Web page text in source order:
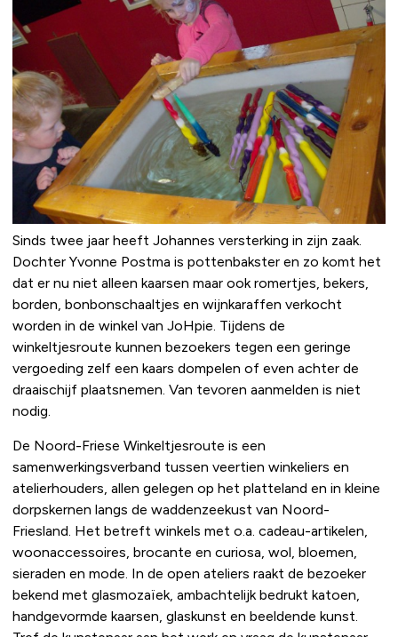
Sinds twee jaar heeft Johannes versterking in zijn zaak.
Dochter Yvonne Postma is pottenbakster en zo komt het
dat er nu niet alleen kaarsen maar ook romertjes, bekers,
borden, bonbonschaaltjes en wijnkaraffen verkocht
worden in de winkel van JoHpie. Tijdens de
winkeltjesroute kunnen bezoekers tegen een geringe
vergoeding zelf een kaars dompelen of even achter de
draaischijf plaatsnemen. Van tevoren aanmelden is niet
nodig.
De Noord-Friese Winkeltjesroute is een
samenwerkingsverband tussen veertien winkeliers en
atelierhouders, allen gelegen op het platteland en in kleine
dorpskernen langs de waddenzeekust van Noord-
Friesland. Het betreft winkels met o.a. cadeau-artikelen,
woonaccessoires, brocante en curiosa, wol, bloemen,
sieraden en mode. In de open ateliers raakt de bezoeker
bekend met glasmozaïek, ambachtelijk bedrukt katoen,
handgevormde kaarsen, glaskunst en beeldende kunst.